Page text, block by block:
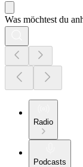
Was möchtest du
Radio
Podcasts